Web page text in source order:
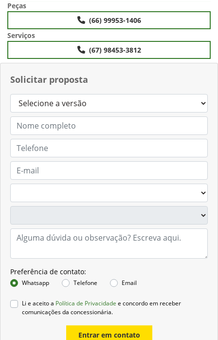
Solicitar proposta
Preferência de contato:
Whatsapp Telefone Email
Li e aceito a Política de Privacidade e concordo em receber
comunicações da concessionária.
Entrar em contato
Peças
(66) 99953-1406
Serviços
(67) 98453-3812